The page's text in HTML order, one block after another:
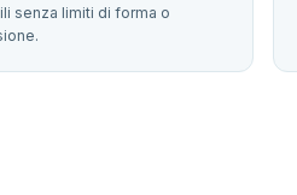
senza limiti di forma o